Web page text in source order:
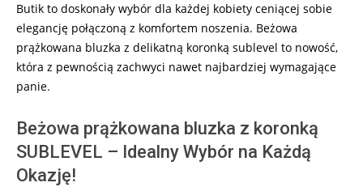
Butik to doskonały wybór dla każdej kobiety ceniącej sobie
elegancję połączoną z komfortem noszenia. Beżowa
prążkowana bluzka z delikatną koronką sublevel to nowość,
która z pewnością zachwyci nawet najbardziej wymagające
panie.
Beżowa prążkowana bluzka z koronką
SUBLEVEL – Idealny Wybór na Każdą
Okazję!